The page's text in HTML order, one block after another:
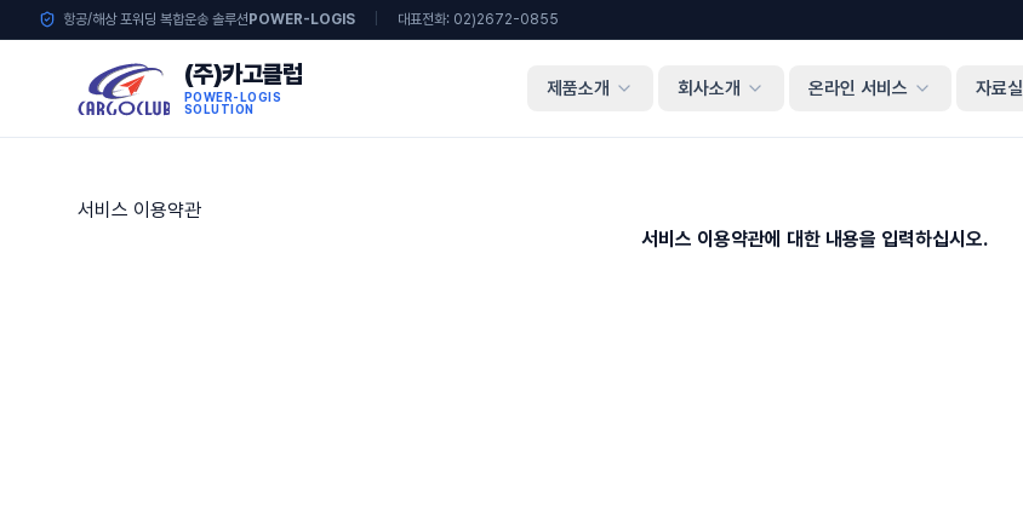
항공/해상 포워딩 복합운송 솔루션 POWER-LOGIS 대표전화: 02)2672-0855
(주)카고클럽
POWER-LOGIS
SOLUTION
제품소개 회사소개 온라인 서비스 자료실
서비스 이용약관
서비스 이용약관에 대한 내용을 입력하십시오.